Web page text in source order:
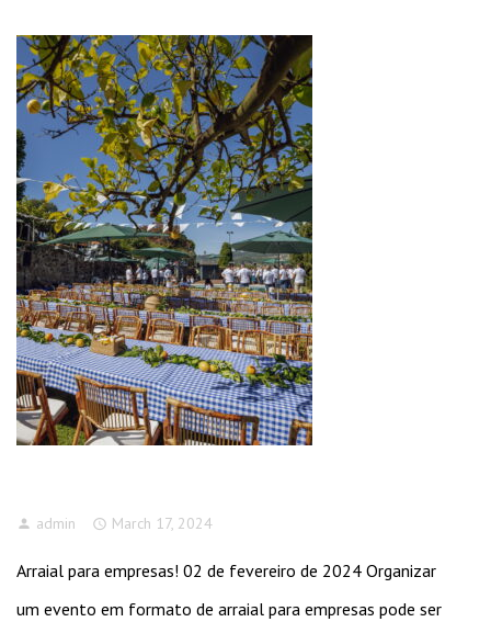
admin March 17, 2024
Arraial para empresas! 02 de fevereiro de 2024 Organizar
um evento em formato de arraial para empresas pode ser